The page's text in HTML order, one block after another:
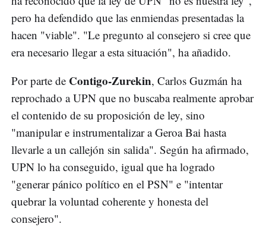
pero ha defendido que las enmiendas presentadas la
hacen "viable". "Le pregunto al consejero si cree que
era necesario llegar a esta situación", ha añadido.
Por parte de Contigo-Zurekin, Carlos Guzmán ha
reprochado a UPN que no buscaba realmente aprobar
el contenido de su proposición de ley, sino
"manipular e instrumentalizar a Geroa Bai hasta
llevarle a un callejón sin salida". Según ha afirmado,
UPN lo ha conseguido, igual que ha logrado
"generar pánico político en el PSN" e "intentar
quebrar la voluntad coherente y honesta del
consejero".